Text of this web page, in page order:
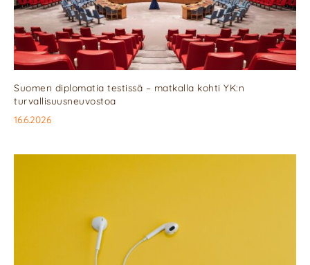
Suomen diplomatia testissä – matkalla kohti YK:n
turvallisuusneuvostoa
16.6.2026